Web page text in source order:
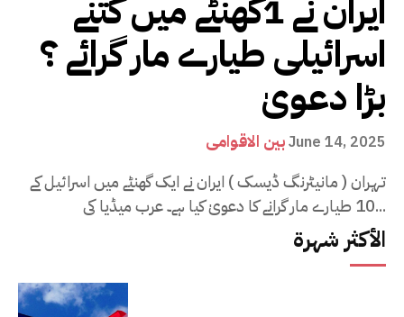
ایران نے 1گھنٹے میں کتنے
اسرائیلی طیارے مار گرائے ؟
بڑا دعویٰ
بین الاقوامیJune 14, 2025
تہران ( مانیٹرنگ ڈیسک ) ایران نے ایک گھنٹے میں اسرائیل کے
10 طیارے مار گرانے کا دعویٰ کیا ہے۔ عرب میڈیا کی...
الأكثر شهرة